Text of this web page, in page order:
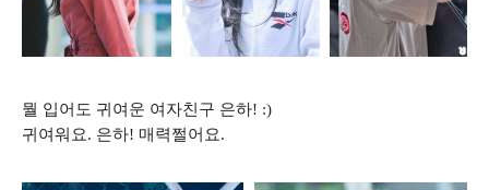
뭘 입어도 귀여운 여자친구 은하! :)
귀여워요. 은하! 매력쩔어요.